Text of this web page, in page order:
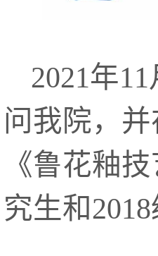
2021年
问我院，
《鲁花釉
究生和